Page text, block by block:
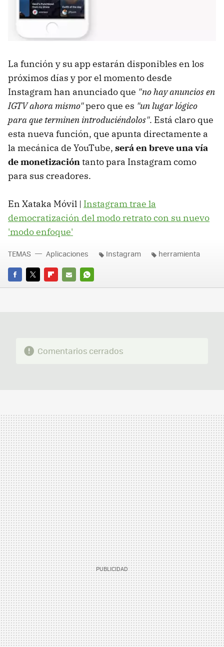
La función y su app estarán disponibles en los
próximos días y por el momento desde
Instagram han anunciado que "no hay anuncios en
IGTV ahora mismo"pero que es "un lugar lógico
para que terminen introduciéndolos". Está claro que
esta nueva función, que apunta directamente a
la mecánica de YouTube, será en breve una vía
de monetizacióntanto para Instagram como
para sus creadores.
En Xataka Móvil | Instagram trae la
democratización del modo retrato con su nuevo
'modo enfoque'
FACEBOOK
TWITTERFLIPBOARD
E-
WHATSAPP
TEMAS Aplicaciones Instagram herramienta
Comentarios cerrados